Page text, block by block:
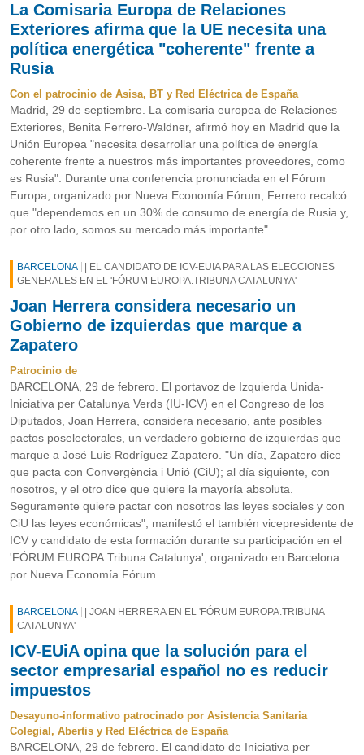
La Comisaria Europa de Relaciones
Exteriores afirma que la UE necesita una
política energética "coherente" frente a
Rusia
Con el patrocinio de Asisa, BT y Red Eléctrica de España
Madrid, 29 de septiembre. La comisaria europea de Relaciones
Exteriores, Benita Ferrero-Waldner, afirmó hoy en Madrid que la
Unión Europea "necesita desarrollar una política de energía
coherente frente a nuestros más importantes proveedores, como
es Rusia". Durante una conferencia pronunciada en el Fórum
Europa, organizado por Nueva Economía Fórum, Ferrero recalcó
que "dependemos en un 30% de consumo de energía de Rusia y,
por otro lado, somos su mercado más importante".
BARCELONA
| EL CANDIDATO DE ICV-EUIA PARA LAS ELECCIONES
GENERALES EN EL 'FÓRUM EUROPA.TRIBUNA CATALUNYA'
Joan Herrera considera necesario un
Gobierno de izquierdas que marque a
Zapatero
Patrocinio de
BARCELONA, 29 de febrero. El portavoz de Izquierda Unida-
Iniciativa per Catalunya Verds (IU-ICV) en el Congreso de los
Diputados, Joan Herrera, considera necesario, ante posibles
pactos poselectorales, un verdadero gobierno de izquierdas que
marque a José Luis Rodríguez Zapatero. "Un día, Zapatero dice
que pacta con Convergència i Unió (CiU); al día siguiente, con
nosotros, y el otro dice que quiere la mayoría absoluta.
Seguramente quiere pactar con nosotros las leyes sociales y con
CiU las leyes económicas", manifestó el también vicepresidente de
ICV y candidato de esta formación durante su participación en el
'FÓRUM EUROPA.Tribuna Catalunya', organizado en Barcelona
por Nueva Economía Fórum.
BARCELONA
| JOAN HERRERA EN EL 'FÓRUM EUROPA.TRIBUNA
CATALUNYA'
ICV-EUiA opina que la solución para el
sector empresarial español no es reducir
impuestos
Desayuno-informativo patrocinado por Asistencia Sanitaria
Colegial, Abertis y Red Eléctrica de España
BARCELONA, 29 de febrero. El candidato de Iniciativa per